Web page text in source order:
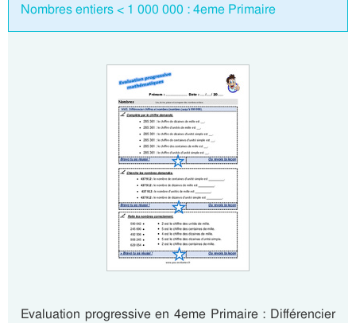
Nombres entiers < 1 000 000 : 4eme Primaire
Evaluation progressive en 4eme Primaire : Différencier